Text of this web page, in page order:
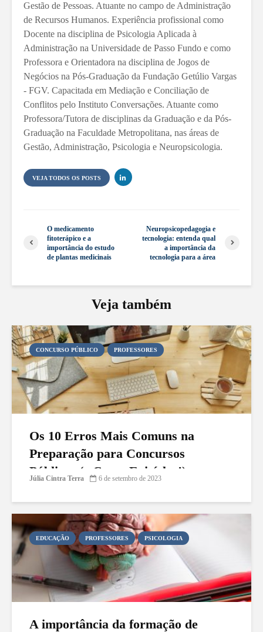
Gestão de Pessoas. Atuante no campo de Administração
de Recursos Humanos. Experiência profissional como
Docente na disciplina de Psicologia Aplicada à
Administração na Universidade de Passo Fundo e como
Professora e Orientadora na disciplina de Jogos de
Negócios na Pós-Graduação da Fundação Getúlio Vargas
- FGV. Capacitada em Mediação e Conciliação de
Conflitos pelo Instituto Conversações. Atuante como
Professora/Tutora de disciplinas da Graduação e da Pós-
Graduação na Faculdade Metropolitana, nas áreas de
Gestão, Administração, Psicologia e Neuropsicologia.
VEJA TODOS OS POSTS
O medicamento
fitoterápico e a
importância do estudo
de plantas medicinais
Neuropsicopedagogia e
tecnologia: entenda qual
a importância da
tecnologia para a área
Veja também
CONCURSO PÚBLICO PROFESSORES
Os 10 Erros Mais Comuns na
Preparação para Concursos
Públicos (e Como Evitá-los!)
Júlia Cintra Terra 6 de setembro de 2023
EDUCAÇÃO PROFESSORES PSICOLOGIA
A importância da formação de